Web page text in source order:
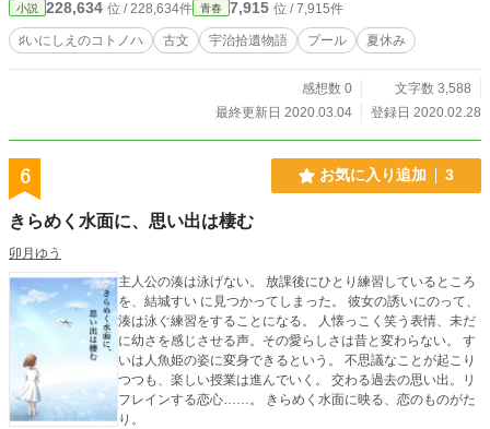
小説 228,634 位 / 228,634件 青春 7,915 位 / 7,915件
♯いにしえのコトノハ 古文 宇治拾遺物語 プール 夏休み
感想数 0
文字数 3,588
最終更新日 2020.03.04
登録日 2020.02.28
6 お気に入り追加 3
きらめく水面に、思い出は棲む
卯月ゆう
主人公の湊は泳げない。 放課後にひとり練習しているところ
を、結城すい に見つかってしまった。 彼女の誘いにのって、
湊は泳ぐ練習をすることになる。 人懐っこく笑う表情、未だ
に幼さを感じさせる声。その愛らしさは昔と変わらない。 す
いは人魚姫の姿に変身できるという。 不思議なことが起こり
つつも、楽しい授業は進んでいく。 交わる過去の思い出。リ
フレインする恋心……。 きらめく水面に映る、恋のものがた
り。